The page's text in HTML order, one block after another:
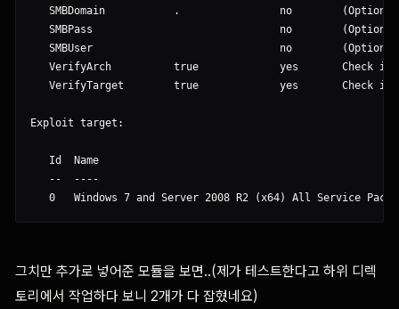
SMBDomain           .                no
SMBPass                              no
SMBUser                              no
VerifyArch          true             yes       Check
VerifyTarget        true             yes       Check if
Exploit target:
   Id  Name
   --  ----
그치만 추가로 넣어준 모듈을 보면..(제가 테스트한다고 하위 디렉
토리에서 작업하다 보니 2개가 다 잡혔네요)